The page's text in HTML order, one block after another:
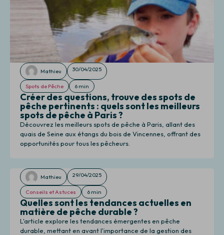
Mathieu 30/04/2025
Spots de Pêche 6 min
Créer des questions, trouve des spots de
pêche pertinents : quels sont les meilleurs
spots de pêche à Paris ?
Découvrez les meilleurs spots de pêche à Paris, allant des
quais de Seine aux étangs du bois de Vincennes, offrant des
opportunités pour tous les pêcheurs.
Mathieu 29/04/2025
Conseils et Astuces 6 min
Quelles sont les tendances actuelles en
matière de pêche durable ?
L'article explore les tendances émergentes en pêche
durable, mettant en avant l'importance de la gestion des